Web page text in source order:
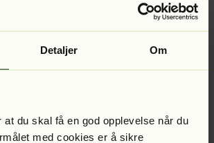
Detaljer Om
at du skal få en god opplevelse når du
med cookies er å sikre